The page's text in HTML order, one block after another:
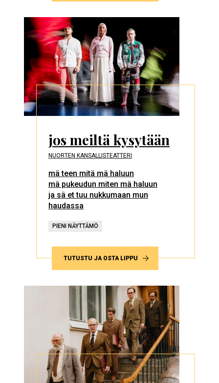
jos meiltä kysytään
NUORTEN KANSALLISTEATTERI
mä teen mitä mä haluun
mä pukeudun miten mä haluun
ja sä et tuu nukkumaan mun
haudassa
PIENI NÄYTTÄMÖ
TUTUSTU JA OSTA LIPPU